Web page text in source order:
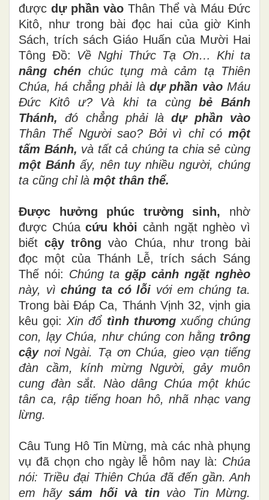
được dự phần vào Thân Thể và Máu Đức
Kitô, như trong bài đọc hai của giờ Kinh
Sách, trích sách Giáo Huấn của Mười Hai
Tông Đồ: Về Nghi Thức Tạ Ơn… Khi ta
nâng chén chúc tụng mà cảm tạ Thiên
Chúa, há chẳng phải là dự phần vàoMáu
Đức Kitô ư? Và khi ta cùngbẻ Bánh
Thánh, đó chẳng phải làdự phần vào
Thân Thể Người sao? Bởi vì chỉ có một
tấm Bánh, và tất cả chúng ta chia sẻ cùng
một Bánhấy, nên tuy nhiều người, chúng
ta cũng chỉ là một thân thể.
Được hưởng phúc trường sinh, nhờ
được Chúacứu khỏi cảnh ngặt nghèo vì
biếtcậy trông vào Chúa, như trong bài
đọc một của Thánh Lễ, trích sách Sáng
Thế nói: Chúng ta gặp cảnh ngặt nghèo
này, vìchúng ta có lỗi với em chúng ta.
Trong bài Đáp Ca, Thánh Vịnh 32, vịnh gia
kêu gọi:Xin đổ tình thươngxuống chúng
con, lạy Chúa, như chúng con hằng trông
cậynơi Ngài. Tạ ơn Chúa, gieo vạn tiếng
đàn cầm, kính mừng Người, gảy muôn
cung đàn sắt. Nào dâng Chúa một khúc
tân ca, rập tiếng hoan hô, nhã nhạc vang
lừng.
Câu Tung Hô Tin Mừng, mà các nhà phụng
vụ đã chọn cho ngày lễ hôm nay là: Chúa
nói: Triều đại Thiên Chúa đã đến gần. Anh
em hãy sám hối và tinvào Tin Mừng.